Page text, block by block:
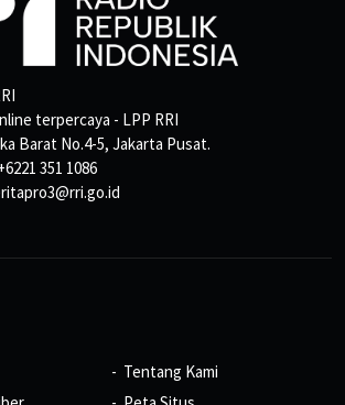
terpercaya - LPP RRI
Barat No.4-5, Jakarta Pusat.
351 1086
Tentang Kami